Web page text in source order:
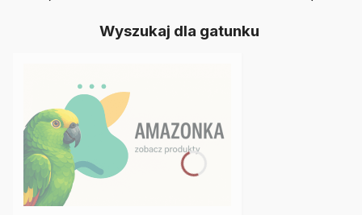
Wyszukaj dla gatunku